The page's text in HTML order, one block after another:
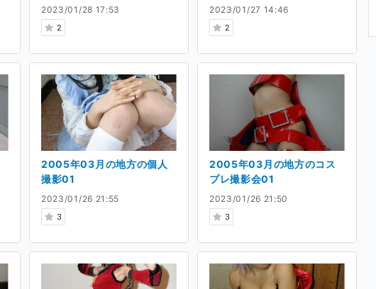
2023/01/28 17:53
2
2023/01/27 14:46
2
2023/01/26 21:55
3
2005年03月の地方の個人
撮影01
2023/01/26 21:50
3
2005年03月の地方のコス
プレ撮影会01